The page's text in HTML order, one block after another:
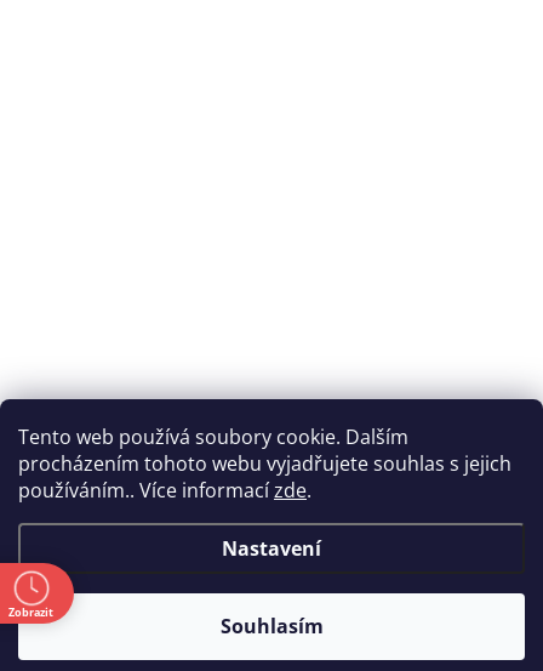
Tento web používá soubory cookie. Dalším
procházením tohoto webu vyjadřujete souhlas s jejich
používáním.. Více informacízde.
Nastavení
Souhlasím
Zobrazit